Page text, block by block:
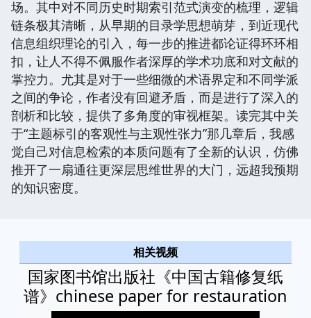
场。其中对不同历史时期索引范式演变的梳理，逻辑
链条极其清晰，从早期的目录学思想萌芽，到近现代
信息组织理论的引入，每一步的推进都论证得环环相
扣，让人不得不佩服作者深厚的学术功底和对文献的
掌控力。尤其是对于一些细微的术语界定和不同学派
之间的争论，作者没有回避矛盾，而是进行了深入的
剖析和比较，提供了多角度的审视框架。读完其中关
于“主题标引的客观性与主观性张力”那几章后，我感
觉自己对信息检索的本质问题有了全新的认识，仿佛
推开了一扇通往更深层思维世界的大门，远超我预期
的知识密度。
相关视频
国家图书馆出版社《中国古籍修复纸
谱》chinese paper for restauration